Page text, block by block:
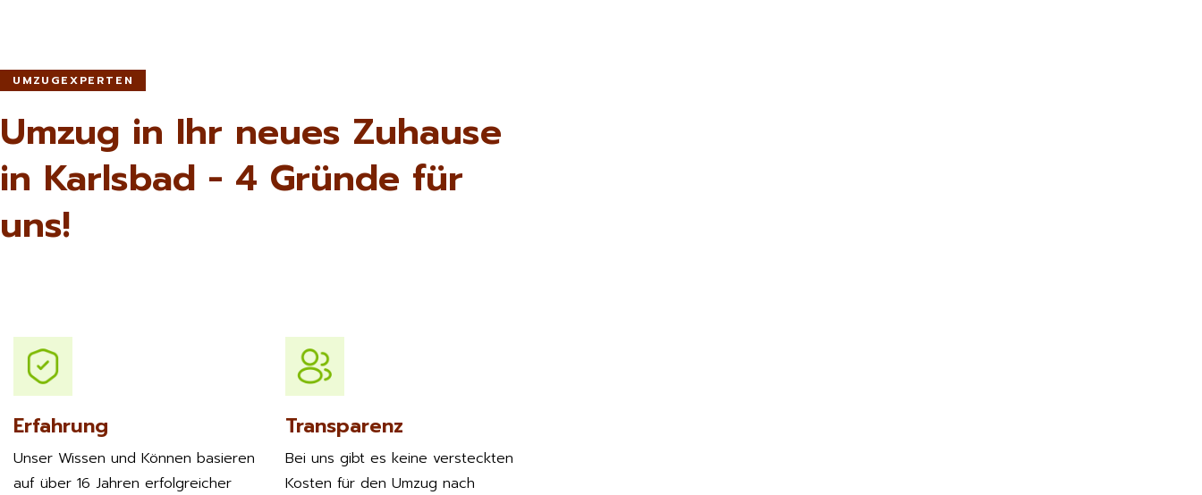
UMZUGEXPERTEN
Umzug in Ihr neues Zuhause
in Karlsbad - 4 Gründe für
uns!
Erfahrung
Unser Wissen und Können basieren
auf über 16 Jahren erfolgreicher
Transparenz
Bei uns gibt es keine versteckten
Kosten für den Umzug nach